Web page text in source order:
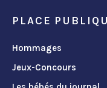
PLACE
Hommages
Jeux-Concours